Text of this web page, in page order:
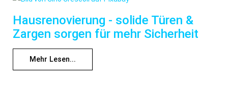
Hausrenovierung - solide Türen &
Zargen sorgen für mehr Sicherheit
Mehr Lesen...